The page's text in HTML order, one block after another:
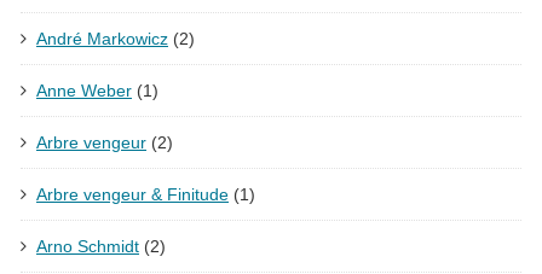
André Markowicz (2)
Anne Weber (1)
Arbre vengeur (2)
Arbre vengeur & Finitude (1)
Arno Schmidt (2)